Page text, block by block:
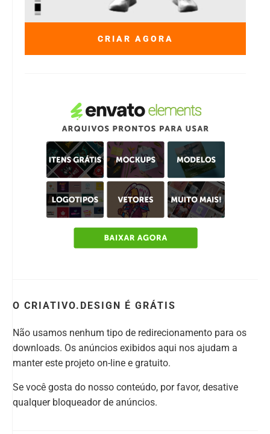
CRIAR AGORA
O CRIATIVO.DESIGN É GRÁTIS
Não usamos nenhum tipo de redirecionamento para os
downloads. Os anúncios exibidos aqui nos ajudam a
manter este projeto on-line e gratuito.
Se você gosta do nosso conteúdo, por favor, desative
qualquer bloqueador de anúncios.